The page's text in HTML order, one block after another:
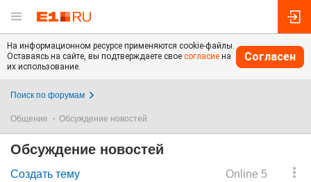
На информационном ресурсе применяются cookie-файлы.
Оставаясь на сайте, вы подтверждаете свое согласие на
их использование.
Согласен
Поиск по форумам
Общение Обсуждение новостей
Обсуждение новостей
Online 5
Создать тему